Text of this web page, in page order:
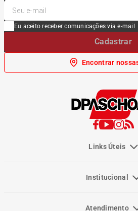
Eu aceito receber comunicações via e-mail
Cadastrar
Encontrar
Links Úteis
Institucional
Atendimento